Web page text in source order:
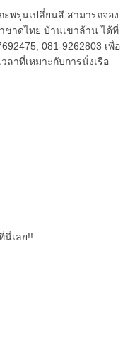
พรุนเปลี่ยนสี สามารถจอง
าดไทย บ้านเขาล้าน ได้ที่
081-9262803 เพื่อ
ลาที่เหมาะกับการนั่งเรือ
นี่เลย!!